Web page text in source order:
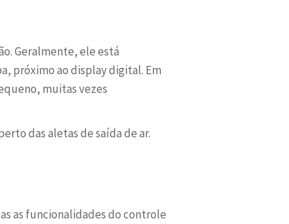
Geralmente, ele está
próximo ao display digital. Em
muitas vezes
das aletas de saída de ar.
as funcionalidades do controle